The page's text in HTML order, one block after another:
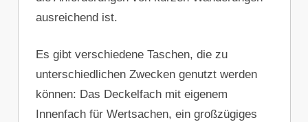
ausreichend ist.
Es gibt verschiedene Taschen, die zu
unterschiedlichen Zwecken genutzt werden
können: Das Deckelfach mit eigenem
Innenfach für Wertsachen, ein großzügiges